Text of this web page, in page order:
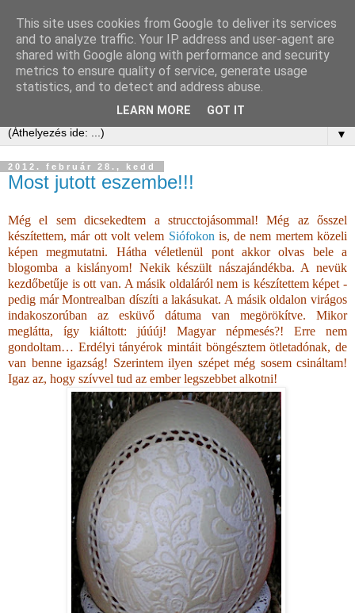
▼
2012. február 28., kedd
Most jutott eszembe!!!
Még el sem dicsekedtem a strucctojásommal! Még az ősszel
készítettem, már ott volt velem Siófokon is, de nem mertem közeli
képen megmutatni. Hátha véletlenül pont akkor olvas bele a
blogomba a kislányom! Nekik készült nászajándékba. A nevük
kezdőbetűje is ott van. A másik oldaláról nem is készítettem képet -
pedig már Montrealban díszíti a lakásukat. A másik oldalon virágos
indakoszorúban az esküvő dátuma van megörökítve. Mikor
meglátta, így kiáltott: júúúj! Magyar népmesés?! Erre nem
gondoltam… Erdélyi tányérok mintáit böngésztem ötletadónak, de
van benne igazság! Szerintem ilyen szépet még sosem csináltam!
Igaz az, hogy szívvel tud az ember legszebbet alkotni!
This site uses cookies from Google to deliver its services
and to analyze traffic. Your IP address and user-agent are
shared with Google along with performance and security
metrics to ensure quality of service, generate usage
statistics, and to detect and address abuse.
LEARN MORE GOT IT